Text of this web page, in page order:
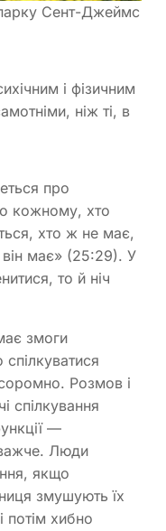
Сент-Джеймс
і фізичним
ніж ті, в
про
кожному, хто
хто ж не має,
він має» (25:29). У
то й ніч
змоги
Розмов і
спілкування
—
Люди
якщо
змушують їх
потім хибно